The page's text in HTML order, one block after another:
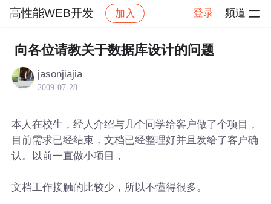
高性能WEB开发 加入 登录 频道
社区 高性能WEB开发 帖子详情
向各位请教关于数据库设计的问题
jasonjiajia
2009-07-28
本人在校生，经人介绍与几个同学给客户做了个项目，
目前需求已经结束，文档已经整理好并且发给了客户确
认。以前一直做小项目，
文档工作接触的比较少，所以不懂得很多。